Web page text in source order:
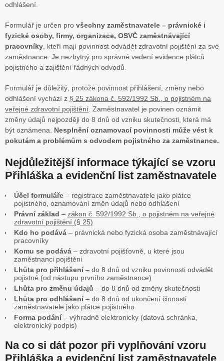
odhlášení.
Formulář je určen pro všechny zaměstnavatele – právnické i
fyzické osoby, firmy, organizace, OSVČ zaměstnávající
pracovníky , kteří mají povinnost odvádět zdravotní pojištění za své
zaměstnance. Je nezbytný pro správné vedení evidence plátců
pojistného a zajištění řádných odvodů.
Formulář je důležitý, protože povinnost přihlášení, změny nebo
odhlášení vychází z § 25 zákona č. 592/1992 Sb., o pojistném na
veřejné zdravotní pojištění . Zaměstnavatel je povinen oznámit
změny údajů nejpozději do 8 dnů od vzniku skutečnosti, která má
být oznámena. Nesplnění oznamovací povinnosti může vést k
pokutám a problémům s odvodem pojistného za zaměstnance.
Nejdůležitější informace týkající se vzoru
Přihláška a evidenční list zaměstnavatele
Účel formuláře – registrace zaměstnavatele jako plátce
pojistného, oznamování změn údajů nebo odhlášení
Právní základ – zákon č. 592/1992 Sb., o pojistném na veřejné
zdravotní pojištění (§ 25)
Kdo ho podává – právnická nebo fyzická osoba zaměstnávající
pracovníky
Komu se podává – zdravotní pojišťovně, u které jsou
zaměstnanci pojištěni
Lhůta pro přihlášení– do 8 dnů od vzniku povinnosti odvádět
pojistné (od nástupu prvního zaměstnance)
Lhůta pro změnu údajů – do 8 dnů od změny skutečnosti
Lhůta pro odhlášení– do 8 dnů od ukončení činnosti
zaměstnavatele jako plátce pojistného
Forma podání– výhradně elektronicky (datová schránka,
elektronický podpis)
Na co si dát pozor při vyplňování vzoru
Přihláška a evidenční list zaměstnavatele